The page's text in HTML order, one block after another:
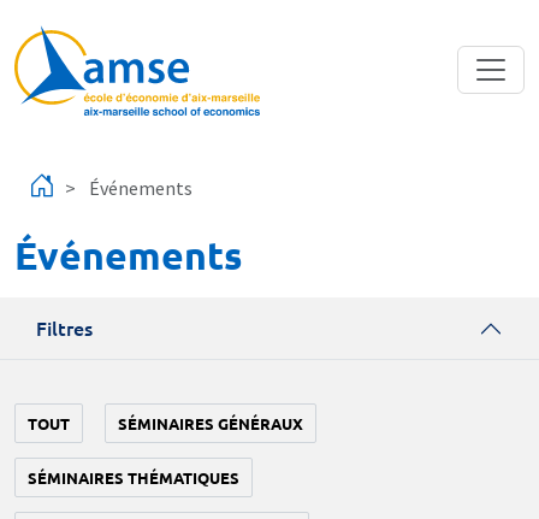
Événements
Événements
Filtres
TOUT SÉMINAIRES GÉNÉRAUX
SÉMINAIRES THÉMATIQUES